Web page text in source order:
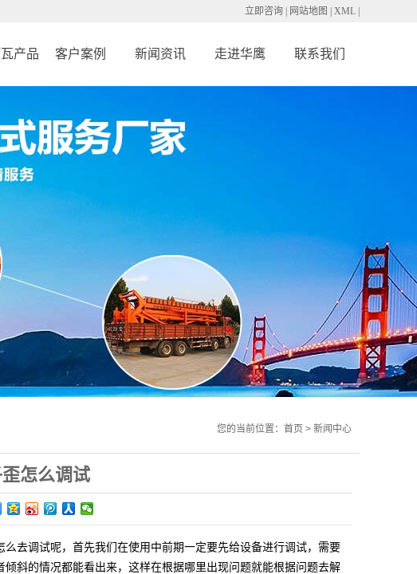
立即咨询 网站地图 XML
产品
顶升降平台
高空制瓦机
带蜘蛛吊
客户案例 新闻资讯 走进华鹰 联系我们
您的当前位置： 首页 > 新闻中心
怎么调试
去调试呢，首先我们在使用中前期一定要先给设备进行调试，需要
斜的情况都能看出来，这样在根据哪里出现问题就能根据问题去解